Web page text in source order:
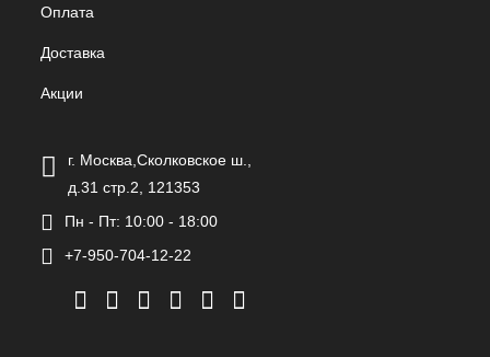
Оплата
Доставка
Акции
г. Москва,Сколковское ш.,
д.31 стр.2, 121353
Пн - Пт: 10:00 - 18:00
+7-950-704-12-22